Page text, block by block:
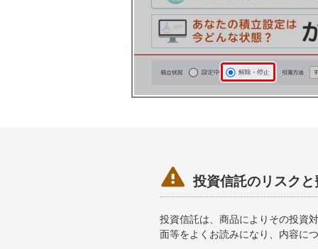
 投資信託のリスク
投資信託は、商品によりその投資
面等をよくお読みになり、内容に